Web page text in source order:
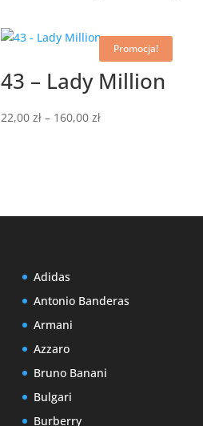
Promocja!
43 – Lady Million
22,00zł – 160,00złZakres
Adidas
Antonio Banderas
Armani
Azzaro
Bruno Banani
Bulgari
Burberry